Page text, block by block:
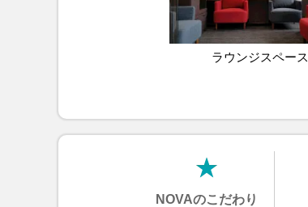
ラウンジスペース
NOVAのこだわり